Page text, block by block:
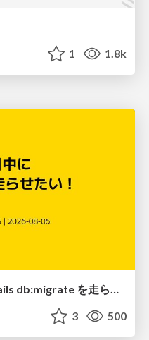
1 1.8k
モノリス Rails でも日中に rails db:migrate を走らせたい！ / Daytime rails db:migrate on Monolithic Rails!
3 500